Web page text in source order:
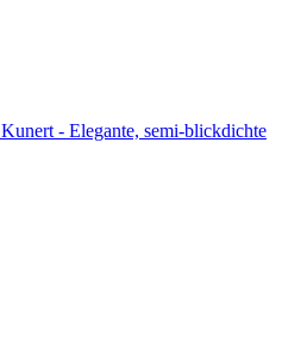
Kunert - Elegante, semi-blickdichte